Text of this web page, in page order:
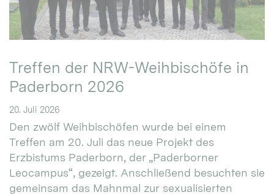
Treffen der NRW-Weihbischöfe in
Paderborn 2026
20. Juli 2026
Den zwölf Weihbischöfen wurde bei einem
Treffen am 20. Juli das neue Projekt des
Erzbistums Paderborn, der „Paderborner
Leocampus“, gezeigt. Anschließend besuchten sie
gemeinsam das Mahnmal zur sexualisierten